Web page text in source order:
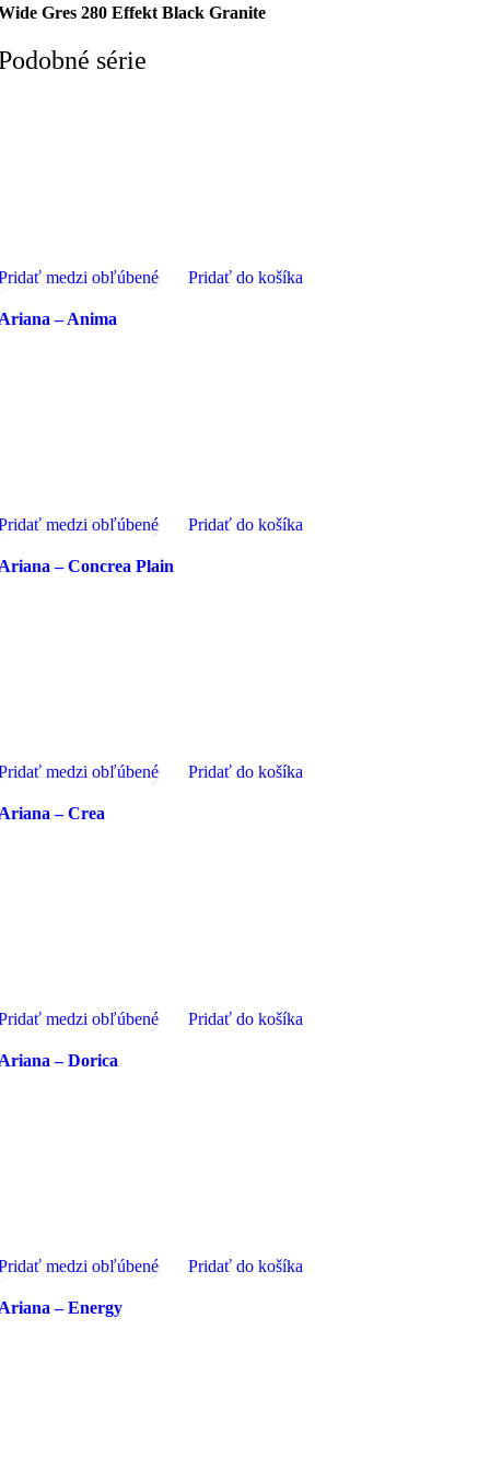
Gres 280 Effekt Black Granite
série
medzi obľúbené Pridať do košíka
– Anima
medzi obľúbené Pridať do košíka
– Concrea Plain
medzi obľúbené Pridať do košíka
– Crea
medzi obľúbené Pridať do košíka
– Dorica
medzi obľúbené Pridať do košíka
– Energy